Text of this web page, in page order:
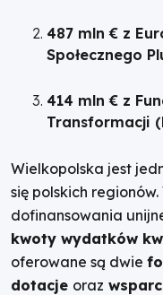
487 mln € z
Społecznego
414 mln € z
Transformacji
Wielkopolska jest
się polskich
dofinansowania
kwoty wydatków
oferowane są dwie
dotacje oraz